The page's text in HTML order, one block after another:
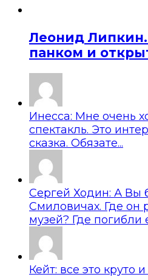
Леонид Липкин.
панком и
Инесса: Мне очень
спектакль. Это
сказка. Обязате...
Сергей Ходин: А Вы
Смиловичах. Где он
музей? Где погибли
Кейт: все это круто